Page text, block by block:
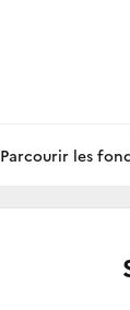
Parcourir les